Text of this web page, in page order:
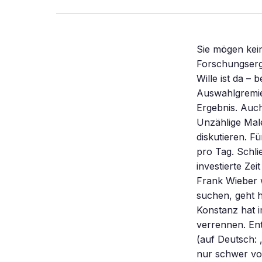
Sie mögen keine langen Sitzungen mit zermürbenden Diskussionen? Dieses Forschungsergebnis bestätigt Sie: Gruppen entscheiden selten besser als Einzelne. Der Wille ist da – bei Krisengipfeln zur Eurorettung, in Gerichtsprozessen und in Auswahlgremien: Gemeinsam ringen die Entscheidungsträger um das bestmögliche Ergebnis. Auch Geschäftskonferenzen stehen so gut wie überall auf der Tagesordnung. Unzählige Male setzen Menschen auf der ganzen Welt sich in Gruppen zusammen und diskutieren. Für die USA kursieren im Internet Angaben von 11 bis 25 Millionen Meetings pro Tag. Schließlich sind viele Köpfe klüger als einer, heißt es. Doch lohnen sich die investierte Zeit und das Geld für Konferenzräume, Anreisen, Kaffee und Kekse wirklich? Frank Wieber weiß: Wenn Menschen beisammensitzen und nach Problemlösungen suchen, geht häufig etwas schief. Der promovierte Psychologe von der Universität Konstanz hat immer wieder Gruppen dabei beobachtet, wie sie sich in eine Idee verrennen. Entscheidungsforscher nennen dieses Verhalten „escalation of commitment” (auf Deutsch: „übersteigertes Engagement”). Das Problem ist: Menschen können sich nur schwer von einer Idee verabschieden, wenn sie bereits viel Zeit, Geld oder Gefühle in die Umsetzung investiert haben. Stattdessen werfen sie dem schlechten Geld gutes hinterher und hängen an aussichtslosen Projekten. Auch bei Kriegen argumentieren Politiker mitunter so: „ Wir müssen den Einsatz zu Ende bringen, damit die vielen Opfer nicht umsonst waren.” Sogar wenn alle insgeheim denken: „Wir sollten das abbrechen”, kann der Gruppendruck einen Ausstieg verhindern. Und doch gibt es Wege, sich von hoffnungslosen Projekten zu lösen. In Testdiskussionen verriet Wieber seinen Probanden eine einfache Technik: Sie sollten die Perspektive eines neutralen Beobachters